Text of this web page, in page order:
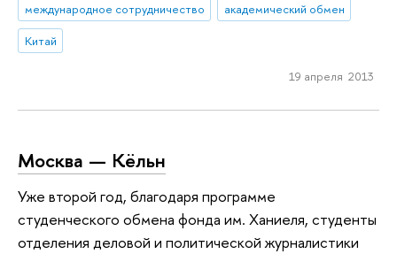
международное сотрудничество
академический обмен
Китай
19 апреля 2013
Москва — Кёльн
Уже второй год, благодаря программе
студенческого обмена фонда им. Ханиеля, студенты
отделения деловой и политической журналистики